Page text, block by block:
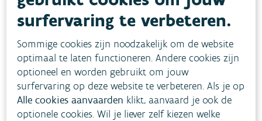
correct
Installeer waterzuinige
toestellen
Vang regenwater op in een
surfervaring te verbeteren.
Sommige cookies zijn noodzakelijk om de website
optimaal te laten functioneren. Andere cookies zijn
optioneel en worden gebruikt om jouw
surfervaring op deze website te verbeteren. Als je op
Alle cookies aanvaarden klikt, aanvaard je ook de
optionele cookies. Wil je liever zelf kiezen welke